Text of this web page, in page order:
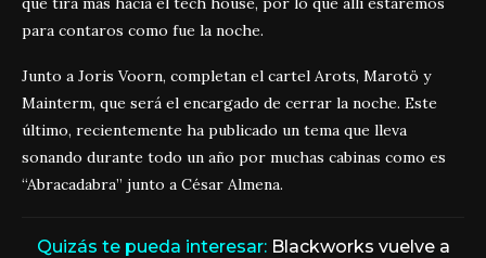
para contaros como fue la noche.
Junto a Joris Voorn, completan el cartel Arots, Marotö y
Mainterm, que será el encargado de cerrar la noche. Este
último, recientemente ha publicado un tema que lleva
sonando durante todo un año por muchas cabinas como es
“Abracadabra” junto a César Almena.
Quizás te pueda interesar: Blackworks vuelve a